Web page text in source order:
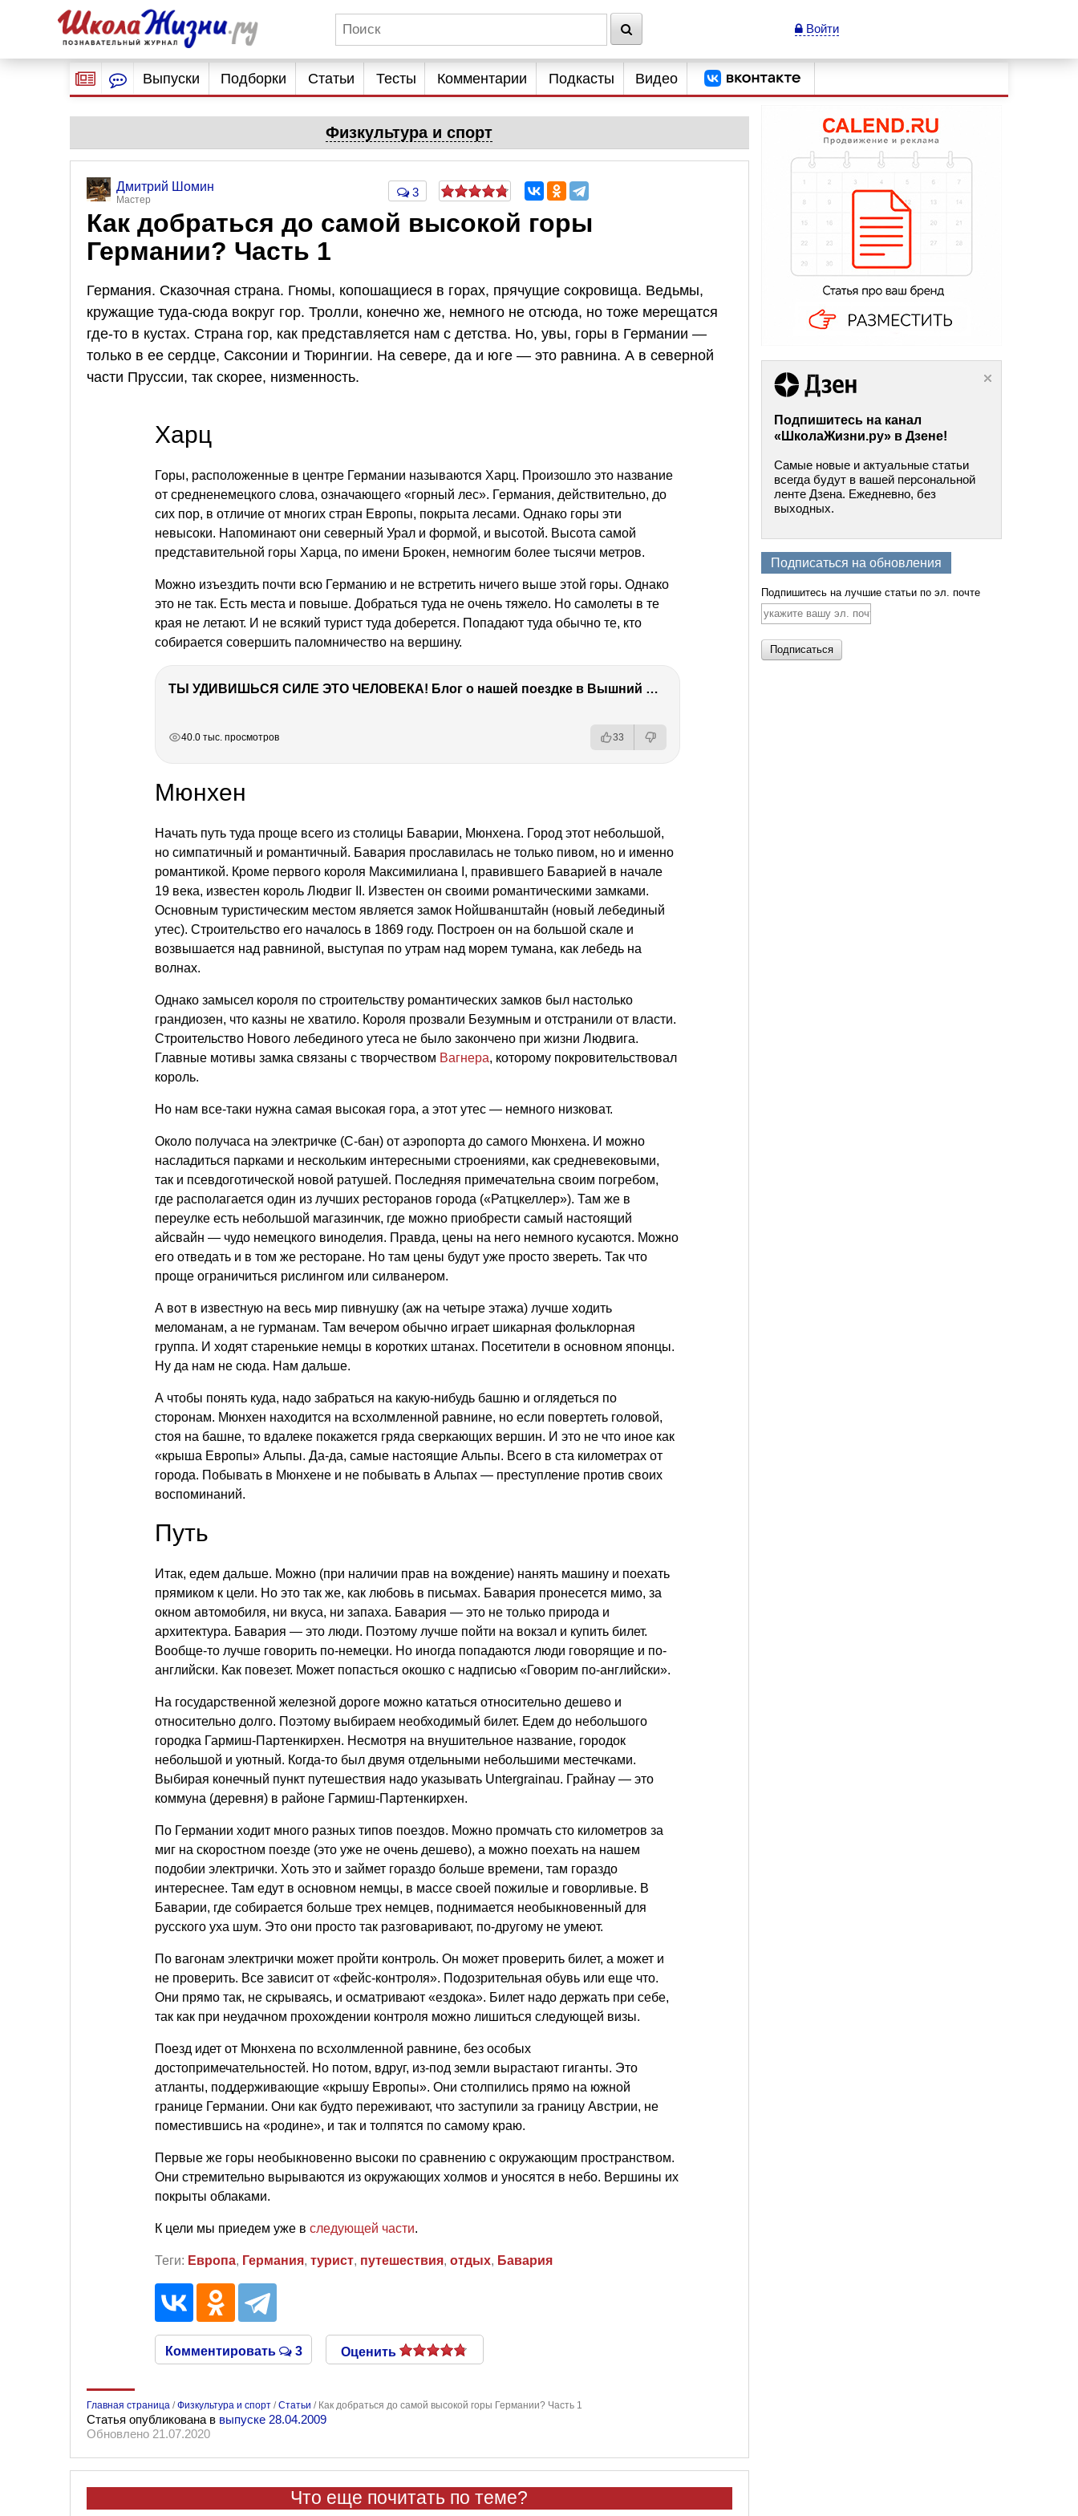
Войти
Выпуски Подборки Статьи Тесты Комментарии Подкасты Видео
Физкультура и спорт
Дмитрий Шомин
Мастер
3
Как добраться до самой высокой горы
Германии? Часть 1
Германия. Сказочная страна. Гномы, копошащиеся в горах, прячущие сокровища. Ведьмы,
кружащие туда-сюда вокруг гор. Тролли, конечно же, немного не отсюда, но тоже мерещатся
где-то в кустах. Страна гор, как представляется нам с детства. Но, увы, горы в Германии —
только в ее сердце, Саксонии и Тюрингии. На севере, да и юге — это равнина. А в северной
части Пруссии, так скорее, низменность.
Харц
Горы, расположенные в центре Германии называются Харц. Произошло это название
от средненемецкого слова, означающего «горный лес». Германия, действительно, до
сих пор, в отличие от многих стран Европы, покрыта лесами. Однако горы эти
невысоки. Напоминают они северный Урал и формой, и высотой. Высота самой
представительной горы Харца, по имени Брокен, немногим более тысячи метров.
Можно изъездить почти всю Германию и не встретить ничего выше этой горы. Однако
это не так. Есть места и повыше. Добраться туда не очень тяжело. Но самолеты в те
края не летают. И не всякий турист туда доберется. Попадают туда обычно те, кто
собирается совершить паломничество на вершину.
ТЫ УДИВИШЬСЯ СИЛЕ ЭТО ЧЕЛОВЕКА! Блог о нашей поездке в Вышний Волочек
40.0 тыс. просмотров 33
Мюнхен
Начать путь туда проще всего из столицы Баварии, Мюнхена. Город этот небольшой,
но симпатичный и романтичный. Бавария прославилась не только пивом, но и именно
романтикой. Кроме первого короля Максимилиана I, правившего Баварией в начале
19 века, известен король Людвиг II. Известен он своими романтическими замками.
Основным туристическим местом является замок Нойшванштайн (новый лебединый
утес). Строительство его началось в 1869 году. Построен он на большой скале и
возвышается над равниной, выступая по утрам над морем тумана, как лебедь на
волнах.
Однако замысел короля по строительству романтических замков был настолько
грандиозен, что казны не хватило. Короля прозвали Безумным и отстранили от власти.
Строительство Нового лебединого утеса не было закончено при жизни Людвига.
Главные мотивы замка связаны с творчеством Вагнера, которому покровительствовал
король.
Но нам все-таки нужна самая высокая гора, а этот утес — немного низковат.
Около получаса на электричке (С-бан) от аэропорта до самого Мюнхена. И можно
насладиться парками и нескольким интересными строениями, как средневековыми,
так и псевдоготической новой ратушей. Последняя примечательна своим погребом,
где располагается один из лучших ресторанов города («Ратцкеллер»). Там же в
переулке есть небольшой магазинчик, где можно приобрести самый настоящий
айсвайн — чудо немецкого виноделия. Правда, цены на него немного кусаются. Можно
его отведать и в том же ресторане. Но там цены будут уже просто звереть. Так что
проще ограничиться рислингом или силванером.
А вот в известную на весь мир пивнушку (аж на четыре этажа) лучше ходить
меломанам, а не гурманам. Там вечером обычно играет шикарная фольклорная
группа. И ходят старенькие немцы в коротких штанах. Посетители в основном японцы.
Ну да нам не сюда. Нам дальше.
А чтобы понять куда, надо забраться на какую-нибудь башню и оглядеться по
сторонам. Мюнхен находится на всхолмленной равнине, но если повертеть головой,
стоя на башне, то вдалеке покажется гряда сверкающих вершин. И это не что иное как
«крыша Европы» Альпы. Да-да, самые настоящие Альпы. Всего в ста километрах от
города. Побывать в Мюнхене и не побывать в Альпах — преступление против своих
воспоминаний.
Путь
Итак, едем дальше. Можно (при наличии прав на вождение) нанять машину и поехать
прямиком к цели. Но это так же, как любовь в письмах. Бавария пронесется мимо, за
окном автомобиля, ни вкуса, ни запаха. Бавария — это не только природа и
архитектура. Бавария — это люди. Поэтому лучше пойти на вокзал и купить билет.
Вообще-то лучше говорить по-немецки. Но иногда попадаются люди говорящие и по-
английски. Как повезет. Может попасться окошко с надписью «Говорим по-английски».
На государственной железной дороге можно кататься относительно дешево и
относительно долго. Поэтому выбираем необходимый билет. Едем до небольшого
городка Гармиш-Партенкирхен. Несмотря на внушительное название, городок
небольшой и уютный. Когда-то был двумя отдельными небольшими местечками.
Выбирая конечный пункт путешествия надо указывать Untergrainau. Грайнау — это
коммуна (деревня) в районе Гармиш-Партенкирхен.
По Германии ходит много разных типов поездов. Можно промчать сто километров за
миг на скоростном поезде (это уже не очень дешево), а можно поехать на нашем
подобии электрички. Хоть это и займет гораздо больше времени, там гораздо
интереснее. Там едут в основном немцы, в массе своей пожилые и говорливые. В
Баварии, где собирается больше трех немцев, поднимается необыкновенный для
русского уха шум. Это они просто так разговаривают, по-другому не умеют.
По вагонам электрички может пройти контроль. Он может проверить билет, а может и
не проверить. Все зависит от «фейс-контроля». Подозрительная обувь или еще что.
Они прямо так, не скрываясь, и осматривают «ездока». Билет надо держать при себе,
так как при неудачном прохождении контроля можно лишиться следующей визы.
Поезд идет от Мюнхена по всхолмленной равнине, без особых
достопримечательностей. Но потом, вдруг, из-под земли вырастают гиганты. Это
атланты, поддерживающие «крышу Европы». Они столпились прямо на южной
границе Германии. Они как будто переживают, что заступили за границу Австрии, не
поместившись на «родине», и так и толпятся по самому краю.
Первые же горы необыкновенно высоки по сравнению с окружающим пространством.
Они стремительно вырываются из окружающих холмов и уносятся в небо. Вершины их
покрыты облаками.
К цели мы приедем уже в следующей части.
Теги: Европа, Германия, турист, путешествия, отдых, Бавария
Комментировать 3 Оценить
Главная страница /Физкультура и спорт /Статьи / Как добраться до самой высокой горы Германии? Часть 1
Статья опубликована в выпуске 28.04.2009
Обновлено 21.07.2020
Что еще почитать по теме?
Подпишитесь на канал
«ШколаЖизни.ру» в Дзене!
Самые новые и актуальные статьи
всегда будут в вашей персональной
ленте Дзена. Ежедневно, без
выходных.
Подписаться на обновления
Подпишитесь на лучшие статьи по эл. почте